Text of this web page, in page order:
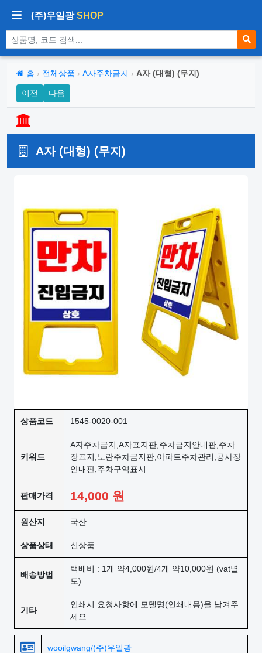
(주)우일광SHOP
상품 검색
홈 › 전체상품 › A자주차금지 › A자 (대형) (무지)
이전 다음
A자 (대형) (무지)
상품코드 1545-0020-001
키워드
A자주차금지,A자표지판,주차금지안내판,주차
장표지,노란주차금지판,아파트주차관리,공사장
안내판,주차구역표시
판매가격 14,000 원
원산지 국산
상품상태 신상품
배송방법
택배비 : 1개 약4,000원/4개 약10,000원 (vat별
도)
기타
인쇄시 요청사항에 모델명(인쇄내용)을 남겨주
세요
wooilgwang/(주)우일광